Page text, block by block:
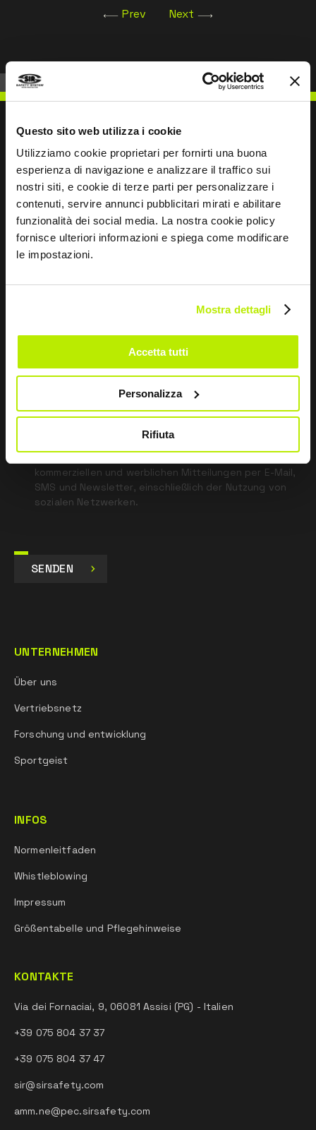
Questo sito web utilizza i cookie
Utilizziamo cookie proprietari per fornirti una buona
esperienza di navigazione e analizzare il traffico sui
nostri siti, e cookie di terze parti per personalizzare i
contenuti, servire annunci pubblicitari mirati e abilitare
funzionalità dei social media. La nostra cookie policy
fornisce ulteriori informazioni e spiega come modificare
le impostazioni.
Mostra dettagli
Accetta tutti
Personalizza
Rifiuta
Prev Next
SCHREIBEN SIE UNS
Bleiben wir in Kontakt
blank
*Ich habe die Datenschutzbestimmungen
Ich gebe mein Einverständnis zur Verarbeitung der
kommerziellen und werblichen Mitteilungen per E-Mail,
SMS und Newsletter, einschließlich der Nutzung von
sozialen Netzwerken.
SENDEN
UNTERNEHMEN
Über uns
Vertriebsnetz
Forschung und entwicklung
Sportgeist
INFOS
Normenleitfaden
Whistleblowing
Impressum
Größentabelle und Pflegehinweise
KONTAKTE
Via dei Fornaciai, 9, 06081 Assisi (PG) - Italien
+39 075 804 37 37
+39 075 804 37 47
sir@sirsafety.com
amm.ne@pec.sirsafety.com